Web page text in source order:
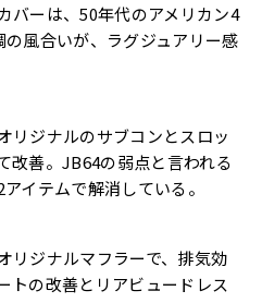
バーは、50年代のアメリカン4
風合いが、ラグジュアリー感
リジナルのサブコンとスロッ
改善。JB64の弱点と言われる
イテムで解消している。
リジナルマフラーで、排気効
トの改善とリアビュードレス